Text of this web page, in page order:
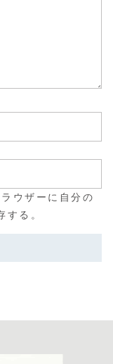
ウザーに自分の
する。